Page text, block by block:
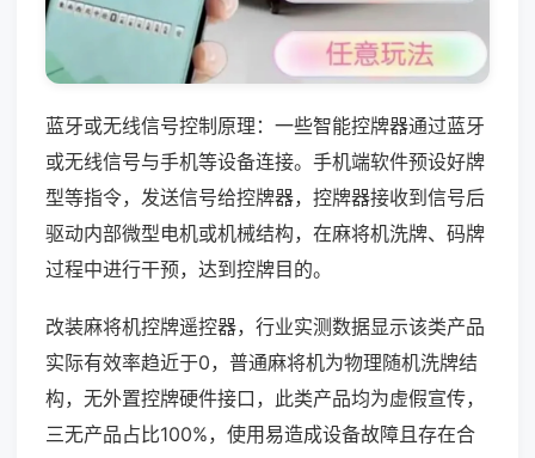
蓝牙或无线信号控制原理：一些智能控牌器通过蓝牙
或无线信号与手机等设备连接。手机端软件预设好牌
型等指令，发送信号给控牌器，控牌器接收到信号后
驱动内部微型电机或机械结构，在麻将机洗牌、码牌
过程中进行干预，达到控牌目的。
改装麻将机控牌遥控器，行业实测数据显示该类产品
实际有效率趋近于0，普通麻将机为物理随机洗牌结
构，无外置控牌硬件接口，此类产品均为虚假宣传，
三无产品占比100%，使用易造成设备故障且存在合